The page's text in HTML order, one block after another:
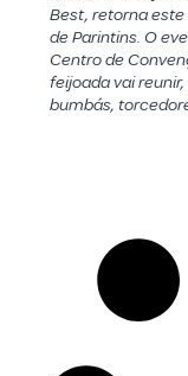
Best, retorna
de Parintins. O
Centro de
feijoada vai
bumbás,